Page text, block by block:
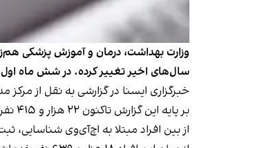
سال‌های اخیر تغییر کرده. در شش ماه اول امسال، ۲۸ درصد موارد ثبت شده را زنان و ۷۲ درصد را
خبرگزاری ایسنا در گزارشی به نقل از مرکز مدیریت بیماری‌های واگیر
بر پایه این گزارش تاکنون ۲۲ هزار و ۴۱۵ نفر از این افراد جان خود را از دست داده‌اند و پنج هزار و ۲۶۶ تن برای دریافت خدمات به مراکز ارائه‌دهنده‌ خدمت مراجعه نکرده‌اند.
از بین افراد مبتلا به اچ‌آی‌وی شناسایی، ثبت و گزارش شده تا